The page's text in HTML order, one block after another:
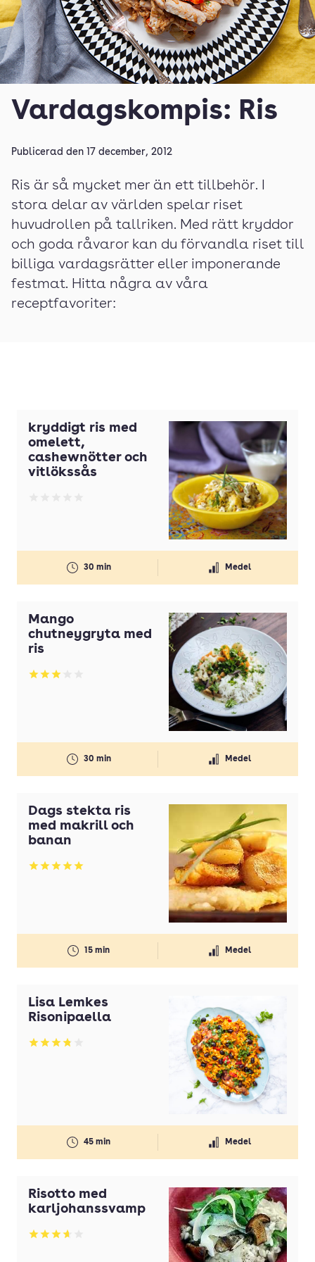
Vardagskompis: Ris
Publicerad den 17 december, 2012
Ris är så mycket mer än ett tillbehör. I
stora delar av världen spelar riset
huvudrollen på tallriken. Med rätt kryddor
och goda råvaror kan du förvandla riset till
billiga vardagsrätter eller imponerande
festmat. Hitta några av våra
receptfavoriter:
kryddigt ris med
omelett,
cashewnötter och
vitlökssås
30 min Medel
Mango
chutneygryta med
ris
Betyg: 3.08 av 5
30 min Medel
Dags stekta ris
med makrill och
banan
Betyg: 5 av 5
15 min Medel
Lisa Lemkes
Risonipaella
Betyg: 3.77 av 5
45 min Medel
Risotto med
karljohanssvamp
Betyg: 3.65 av 5